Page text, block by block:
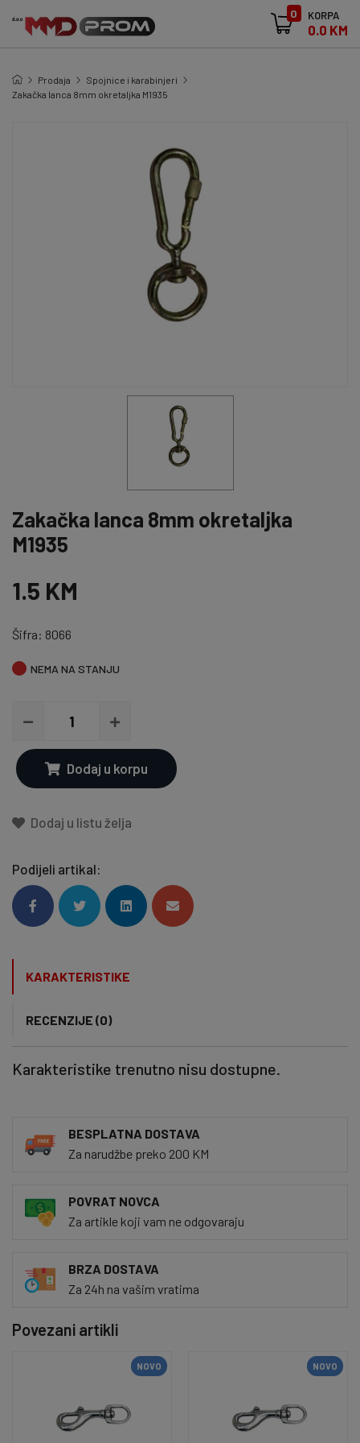
0 KORPA
0.0 KM
Prodaja
Spojnice i karabinjeri
Zakačka lanca 8mm okretaljka M1935
Zakačka lanca 8mm okretaljka
M1935
1.5 KM
Šifra: 8066
NEMA NA STANJU
Dodaj u korpu
Dodaj u listu želja
Podijeli artikal:
KARAKTERISTIKE
RECENZIJE (0)
Karakteristike trenutno nisu dostupne.
BESPLATNA DOSTAVA
Za narudžbe preko 200 KM
POVRAT NOVCA
Za artikle koji vam ne odgovaraju
BRZA DOSTAVA
Za 24h na vašim vratima
Povezani artikli
NOVO NOVO